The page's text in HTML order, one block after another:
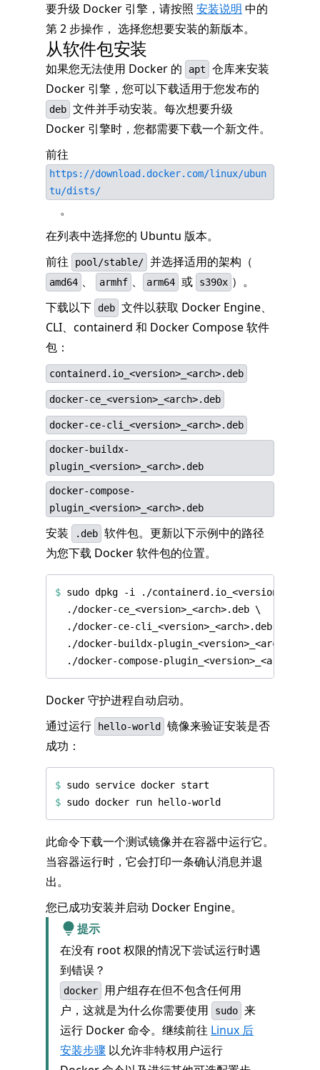
要升级 Docker 引擎，请按照 安装说明 中的
第 2 步操作， 选择您想要安装的新版本。
从软件包安装
如果您无法使用 Docker 的 apt
仓库来安装
Docker 引擎，您可以下载适用于您发布的
deb 文件并手动安装。每次想要升级
Docker 引擎时，您都需要下载一个新文件。
前往
https://download.docker.com/linux/ubun
tu/dists/
。
在列表中选择您的 Ubuntu 版本。
前往
pool/stable/ 并选择适用的架构（
amd64 、 armhf 、 arm64 或 s390x ）。
下载以下
deb 文件以获取 Docker Engine、
CLI、containerd 和 Docker Compose 软件
包：
containerd.io_<version>_<arch>.deb
docker-ce_<version>_<arch>.deb
docker-ce-cli_<version>_<arch>.deb
docker-buildx-
plugin_<version>_<arch>.deb
docker-compose-
plugin_<version>_<arch>.deb
安装 .deb 软件包。更新以下示例中的路径
为您下载 Docker 软件包的位置。
$ sudo dpkg -i ./
Docker 守护进程自动启动。
通过运行
hello-world
镜像来验证安装是否
成功：
$
$
此命令下载一个测试镜像并在容器中运行它。
当容器运行时，它会打印一条确认消息并退
出。
您已成功安装并启动 Docker Engine。
提示
在没有 root 权限的情况下尝试运行时遇
到错误？
docker
用户组存在但不包含任何用
户，这就是为什么你需要使用
sudo 来
运行 Docker 命令。继续前往 Linux 后
安装步骤 以允许非特权用户运行